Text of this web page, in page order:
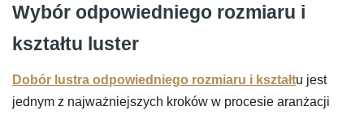
Wybór odpowiedniego rozmiaru i
kształtu luster
Dobór lustra odpowiedniego rozmiaru i kształtu jest
jednym z najważniejszych kroków w procesie aranżacji